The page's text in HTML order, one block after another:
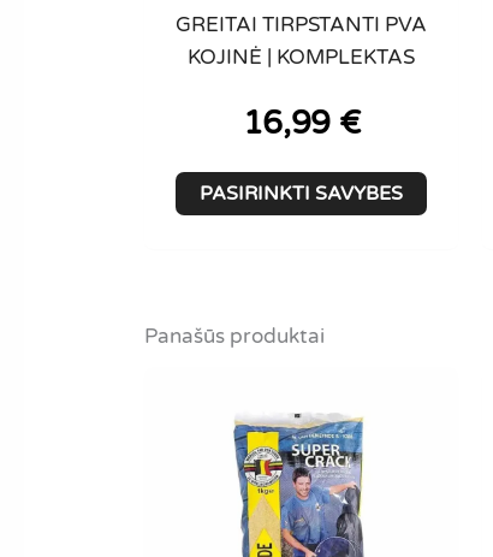
GREITAI TIRPSTANTI PVA
KOJINĖ | KOMPLEKTAS
16,99 €
PASIRINKTI SAVYBES
This
product
Panašūs produktai